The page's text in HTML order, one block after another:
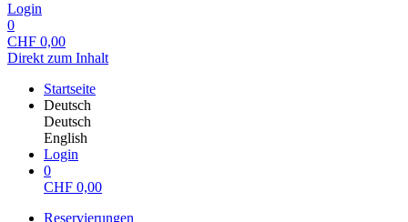
Login
0
CHF 0,00
Direkt zum Inhalt
Startseite
Deutsch
Deutsch
English
Login
0
CHF 0,00
Reservierungen